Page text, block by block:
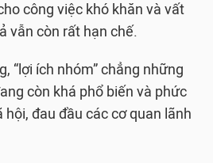
công việc khó khăn và vất
vẫn còn rất hạn chế.
“lợi ích nhóm” chẳng những
còn khá phổ biến và phức
đau đầu các cơ quan lãnh